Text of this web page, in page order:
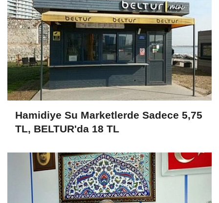
Hamidiye Su Marketlerde Sadece 5,75
TL, BELTUR'da 18 TL